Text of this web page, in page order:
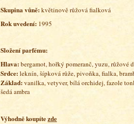
Skupina vůně:květinově růžová fialková
Rok uvedení: 1995
Složení parfému:
Hlava:bergamot, hořký pomeranč, yuzu, růžové
Srdce:leknín, šípková růže, pivoňka, fialka,
Základ:vanilka, vetyver, bílá orchidej, fazole
šedá ambra
Výhodně koupítezde